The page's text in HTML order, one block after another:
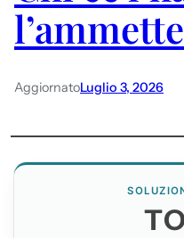
l’ammette
AggiornatoLuglio 3, 2026